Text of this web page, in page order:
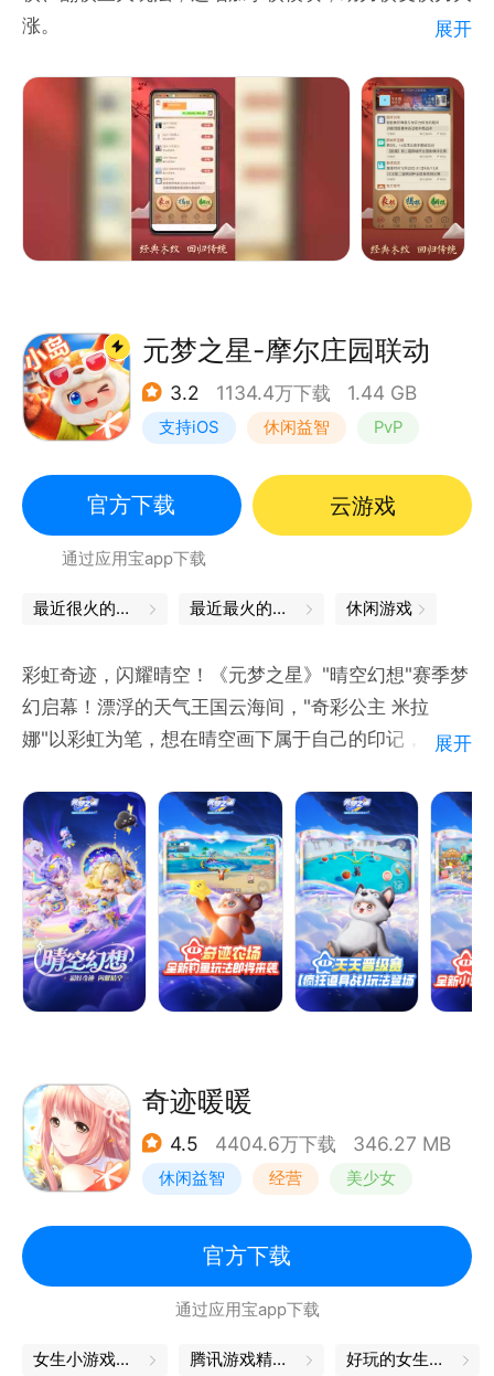
涨。
析。
【智能复盘】智能复盘分析对局招法优劣，报告对局质
【题库训练】千年经典残局和真实对局6万多道习题，
训练残局杀法和中局战术。
【在线课程】初学者系统学棋的好帮手。
【棋谱收藏】海量古谱，大师棋谱，赛事棋谱及时更
新。
【残局闯关】挑战难度逐渐上升的关卡。
【翻翻棋】休闲娱乐，寻找儿时记忆的玩法。
【揭棋】源于港澳台地区，象棋创新玩法。
展开
元梦之星-摩尔庄园联动
3.2 1134.4万下载 1.44 GB
支持iOS 休闲益智 PvP
派对游戏
官方下载 云游戏
通过应用宝app下载
最近很火的游戏 最近最火的游戏 休闲游戏
彩虹奇迹，闪耀晴空！《元梦之星》"晴空幻想"赛季梦
幻启幕！漂浮的天气王国云海间，"奇彩公主 米拉
娜"以彩虹为笔，想在晴空画下属于自己的印记，而姐
绝于风暴之外。当风停雨歇，彩虹划破天际，为天空留
下最绚烂的奇迹！
来《奇迹之岛》，钓波大的！《奇迹农场》全新钓鱼玩
法【奇迹之岛】7月17日上线！星宝们将登岛体验四人
同屏出海，共赴这片变幻莫测的深海挥竿垂钓。下一个
惊喜盲盒等待星宝挥竿开启！
农场无限大，跳岛来度假！《星宝农场》全新小岛区域
胜地。装修主题随心搭配，一切布局由你做主。经营轻
松省心，挂机也能坐享繁荣。
《探灵实录》禁地扩展，新章开启！全新场景"泉山九
中"即将正式开放！
旅者"手握重锤登场，峡谷新章，等你破阵！
《奇迹农场》沁夏派对，清凉来袭！全新植株与可爱宠
《谁是狼人》"隐秘行动"第二季来袭！全新身份"中
展开
奇迹暖暖
4.5 4404.6万下载 346.27 MB
休闲益智 经营 美少女
动漫
官方下载
通过应用宝app下载
女生小游戏大全 腾讯游戏精品汇聚，让你畅玩不停 好玩的女生游戏